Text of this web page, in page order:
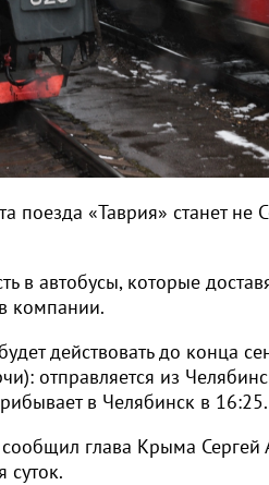
поезда «Таврия» станет не
в автобусы, которые
компании.
действовать до конца
отправляется из
в Челябинск в 16:25.
глава Крыма Сергей
суток.